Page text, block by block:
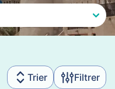
Trier Filtrer